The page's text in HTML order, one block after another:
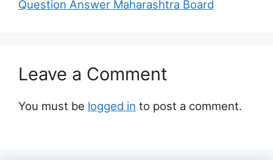
Question Answer Maharashtra Board
Leave a Comment
You must be logged in to post a comment.